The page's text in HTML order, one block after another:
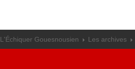
L'Échiquer Gouesnousien Les archives